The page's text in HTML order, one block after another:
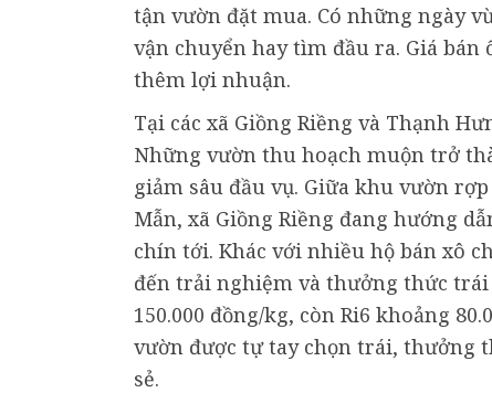
tận vườn đặt mua. Có những ngày
vận chuyển hay tìm đầu ra. Giá
thêm lợi nhuận.
Tại các xã Giồng Riềng và Thạnh
Những vườn thu hoạch muộn trở
giảm sâu đầu vụ. Giữa khu vườn
Mẫn, xã Giồng Riềng đang hướng
chín tới. Khác với nhiều hộ bán xô
đến trải nghiệm và thưởng thức trái
150.000 đồng/kg, còn Ri6 khoảng
vườn được tự tay chọn trái, thưởng
sẻ.